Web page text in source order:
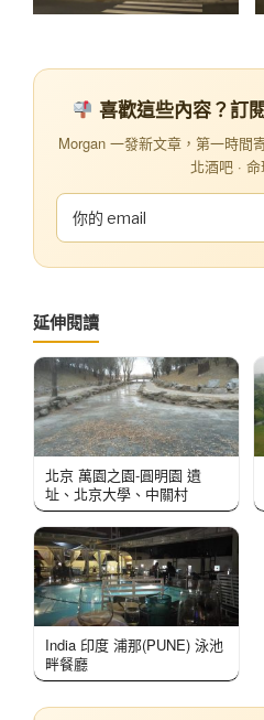
喜歡這些內容？訂
Morgan 一發新文章，第一時間
北酒吧 ·
延伸閱讀
北京 萬園之園-圓明園 遺
址、北京大學、中關村
India 印度 浦那(PUNE) 泳池
畔餐廳